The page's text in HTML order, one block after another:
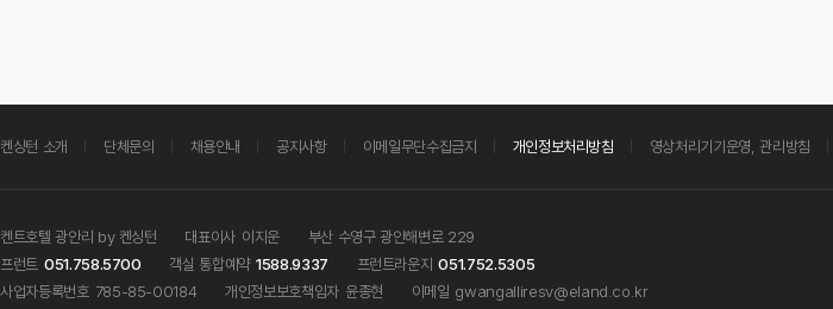
켄싱턴 소개 단체문의 채용안내 공지사항 이메일무단수집금지 개인정보처리방침 영상처리기기운영, 관리방침
켄트호텔 광안리 by 켄싱턴 대표이사 이지운
부산 수영구 광안해변로 229
프런트 051.758.5700 객실 통합예약 1588.9337 프런트라운지 051.752.5305
사업자등록번호 785-85-00184 개인정보보호책임자 윤종현 이메일 gwangalliresv@eland.co.kr